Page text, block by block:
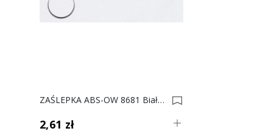
ZAŚLEPKA ABS-OW 8681 Biały Mt 0010255
2,61 zł